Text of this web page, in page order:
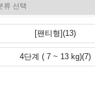
[팬티형](13)
4단계 ( 7 ~ 13 kg)(7)